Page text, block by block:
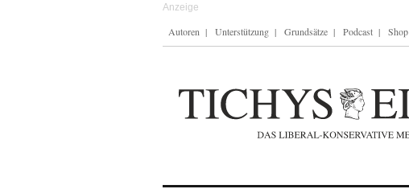
Autoren Unterstützung Grundsätze Podcast Shop